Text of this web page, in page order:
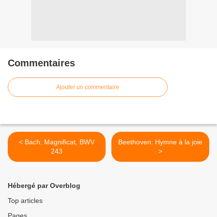
Commentaires
Ajouter un commentaire
< Bach: Magnificat, BWV
243
Beethoven: Hymne à la joie
>
Hébergé par Overblog
Top articles